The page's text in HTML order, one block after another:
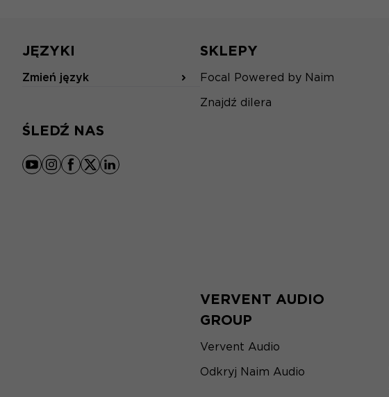
JĘZYKI
Zmień język
ŚLEDŹ NAS
youtube
instagram
facebook
x linkedin
SKLEPY
Focal Powered by Naim
Znajdź dilera
VERVENT AUDIO
GROUP
Vervent Audio
Odkryj Naim Audio